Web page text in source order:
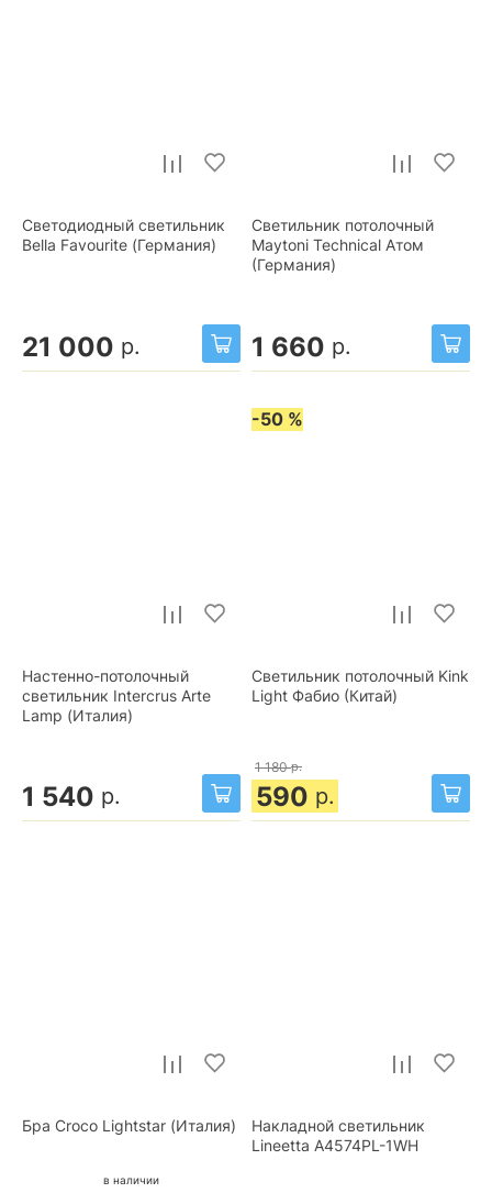
Светодиодный светильник
Bella Favourite (Германия)
21 000 р.
Светильник потолочный
Maytoni Technical Атом
(Германия)
1 660 р.
Настенно-потолочный
светильник Intercrus Arte
Lamp (Италия)
1 540 р.
-50 %
Светильник потолочный Kink
Light Фабио (Китай)
1 180 р.
590 р.
Бра Croco Lightstar (Италия)
в наличии
Накладной светильник
Lineetta A4574PL-1WH